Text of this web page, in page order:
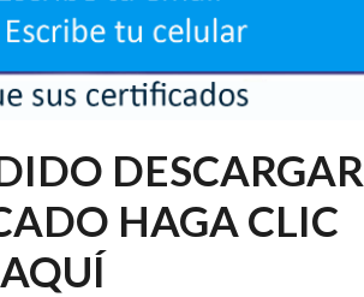
DESCARGAR
HAGA CLIC
AQUÍ